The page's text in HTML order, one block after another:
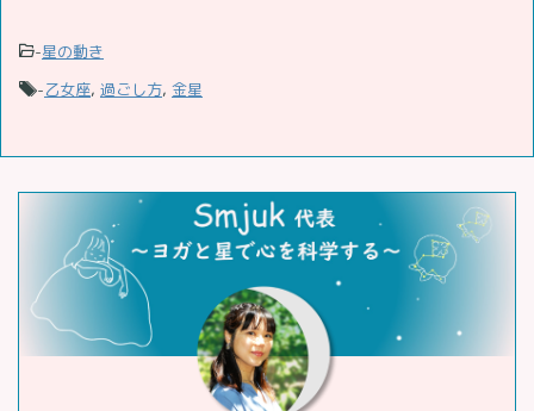
-星の動き
-乙女座, 過ごし方, 金星